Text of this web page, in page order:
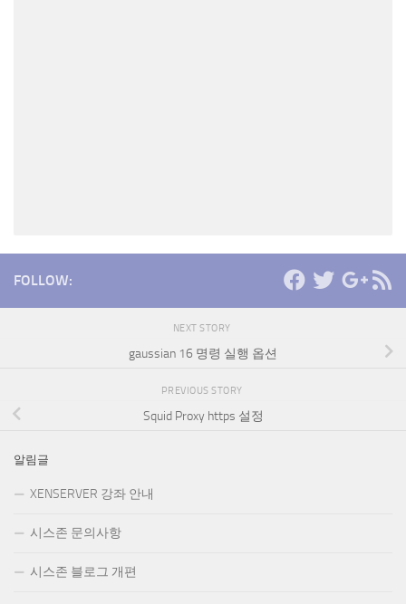
FOLLOW:
NEXT STORY
gaussian 16 명령 실행 옵션
PREVIOUS STORY
Squid Proxy https 설정
알림글
XENSERVER 강좌 안내
시스존 문의사항
시스존 블로그 개편